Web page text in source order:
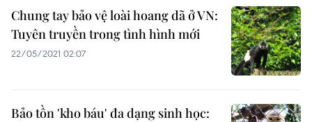
Chung tay bảo vệ loài hoang dã ở VN:
Tuyên truyền trong tình hình mới
22/05/2021 02:07
Bảo tồn 'kho báu' đa dạng sinh học: